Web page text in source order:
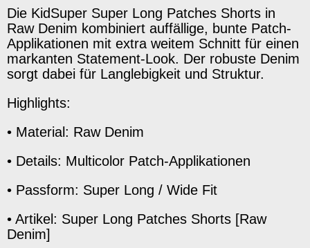
Die KidSuper Super Long Patches Shorts in
Raw Denim kombiniert auffällige, bunte Patch-
Applikationen mit extra weitem Schnitt für einen
markanten Statement-Look. Der robuste Denim
sorgt dabei für Langlebigkeit und Struktur.
Highlights:
• Material: Raw Denim
• Details: Multicolor Patch-Applikationen
• Passform: Super Long / Wide Fit
• Artikel: Super Long Patches Shorts [Raw
Denim]